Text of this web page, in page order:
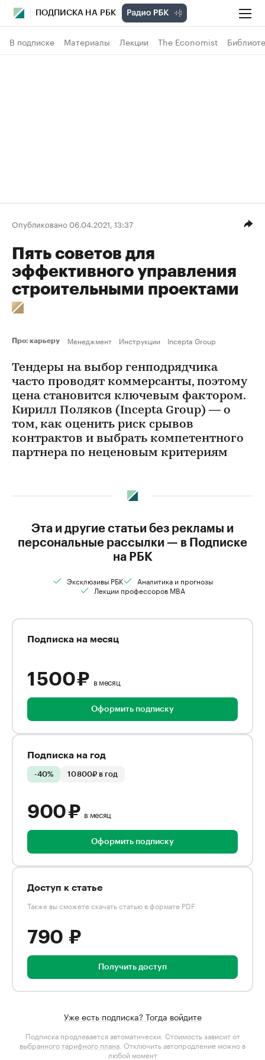
ПОДПИСКА НА РБК
В подписке Материалы Лекции The Economist
Опубликовано 06.04.2021, 13:37
Пять советов для
эффективного управления
строительными проектами
Про: карьеру Менеджмент Инструкции Incepta Group
Тендеры на выбор генподрядчика
часто проводят коммерсанты, поэтому
цена становится ключевым фактором.
Кирилл Поляков (Incepta Group) — о
том, как оценить риск срывов
контрактов и выбрать компетентного
партнера по неценовым критериям
Эта и другие статьи без рекламы и
персональные рассылки — в Подписке
на РБК
Эксклюзивы РБК
Аналитика и прогнозы
Лекции профессоров MBA
Подписка на месяц
1 500 ₽ в месяц
Оформить подписку
Подписка на год
-40% 10 800₽ в год
900 ₽ в месяц
Оформить подписку
Доступ к статье
Также вы сможете скачать статью в формате PDF
790 ₽
Получить доступ
Уже есть подписка? Тогда войдите
Подписка продлевается автоматически. Стоимость зависит от
выбранного тарифного плана . Отключить автопродление можно в
любой момент